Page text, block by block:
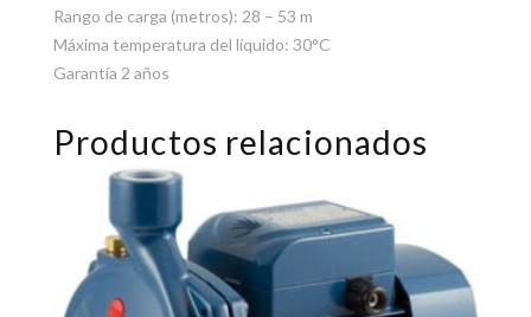
Rango de carga (metros): 28 – 53 m
Máxima temperatura del líquido: 30°C
Garantía 2 años
Productos relacionados